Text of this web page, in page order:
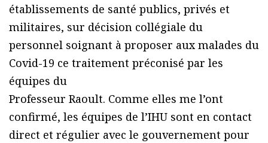
établissements de santé publics, privés et
militaires, sur décision collégiale du
personnel soignant à proposer aux malades du
Covid-19 ce traitement préconisé par les
équipes du
Professeur Raoult. Comme elles me l’ont
confirmé, les équipes de l’IHU sont en contact
direct et régulier avec le gouvernement pour